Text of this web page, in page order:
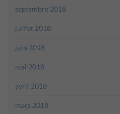
septembre 2018
juillet 2018
juin 2018
mai 2018
avril 2018
mars 2018